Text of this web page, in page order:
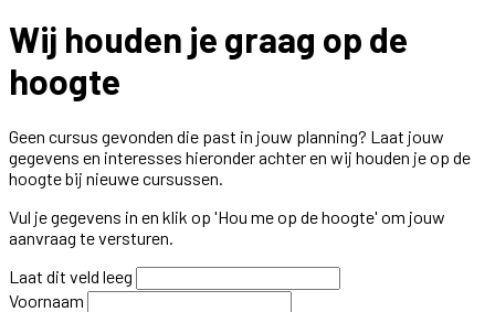
Wij houden je graag op de
hoogte
Geen cursus gevonden die past in jouw planning? Laat jouw
gegevens en interesses hieronder achter en wij houden je op de
hoogte bij nieuwe cursussen.
Vul je gegevens in en klik op 'Hou me op de hoogte' om jouw
aanvraag te versturen.
Laat dit veld leeg
Voornaam